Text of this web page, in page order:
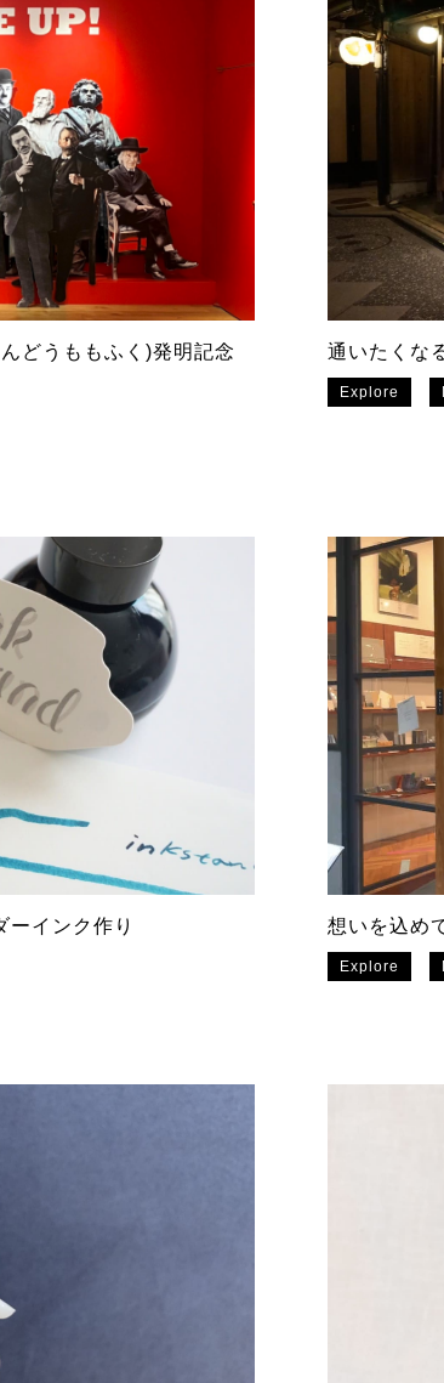
どうももふく)発明記念
通いたくな
Explore
インク作り 想いを込め
Explore